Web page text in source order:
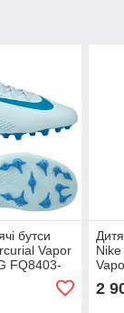
бутси
Vapor
FQ8403-
2